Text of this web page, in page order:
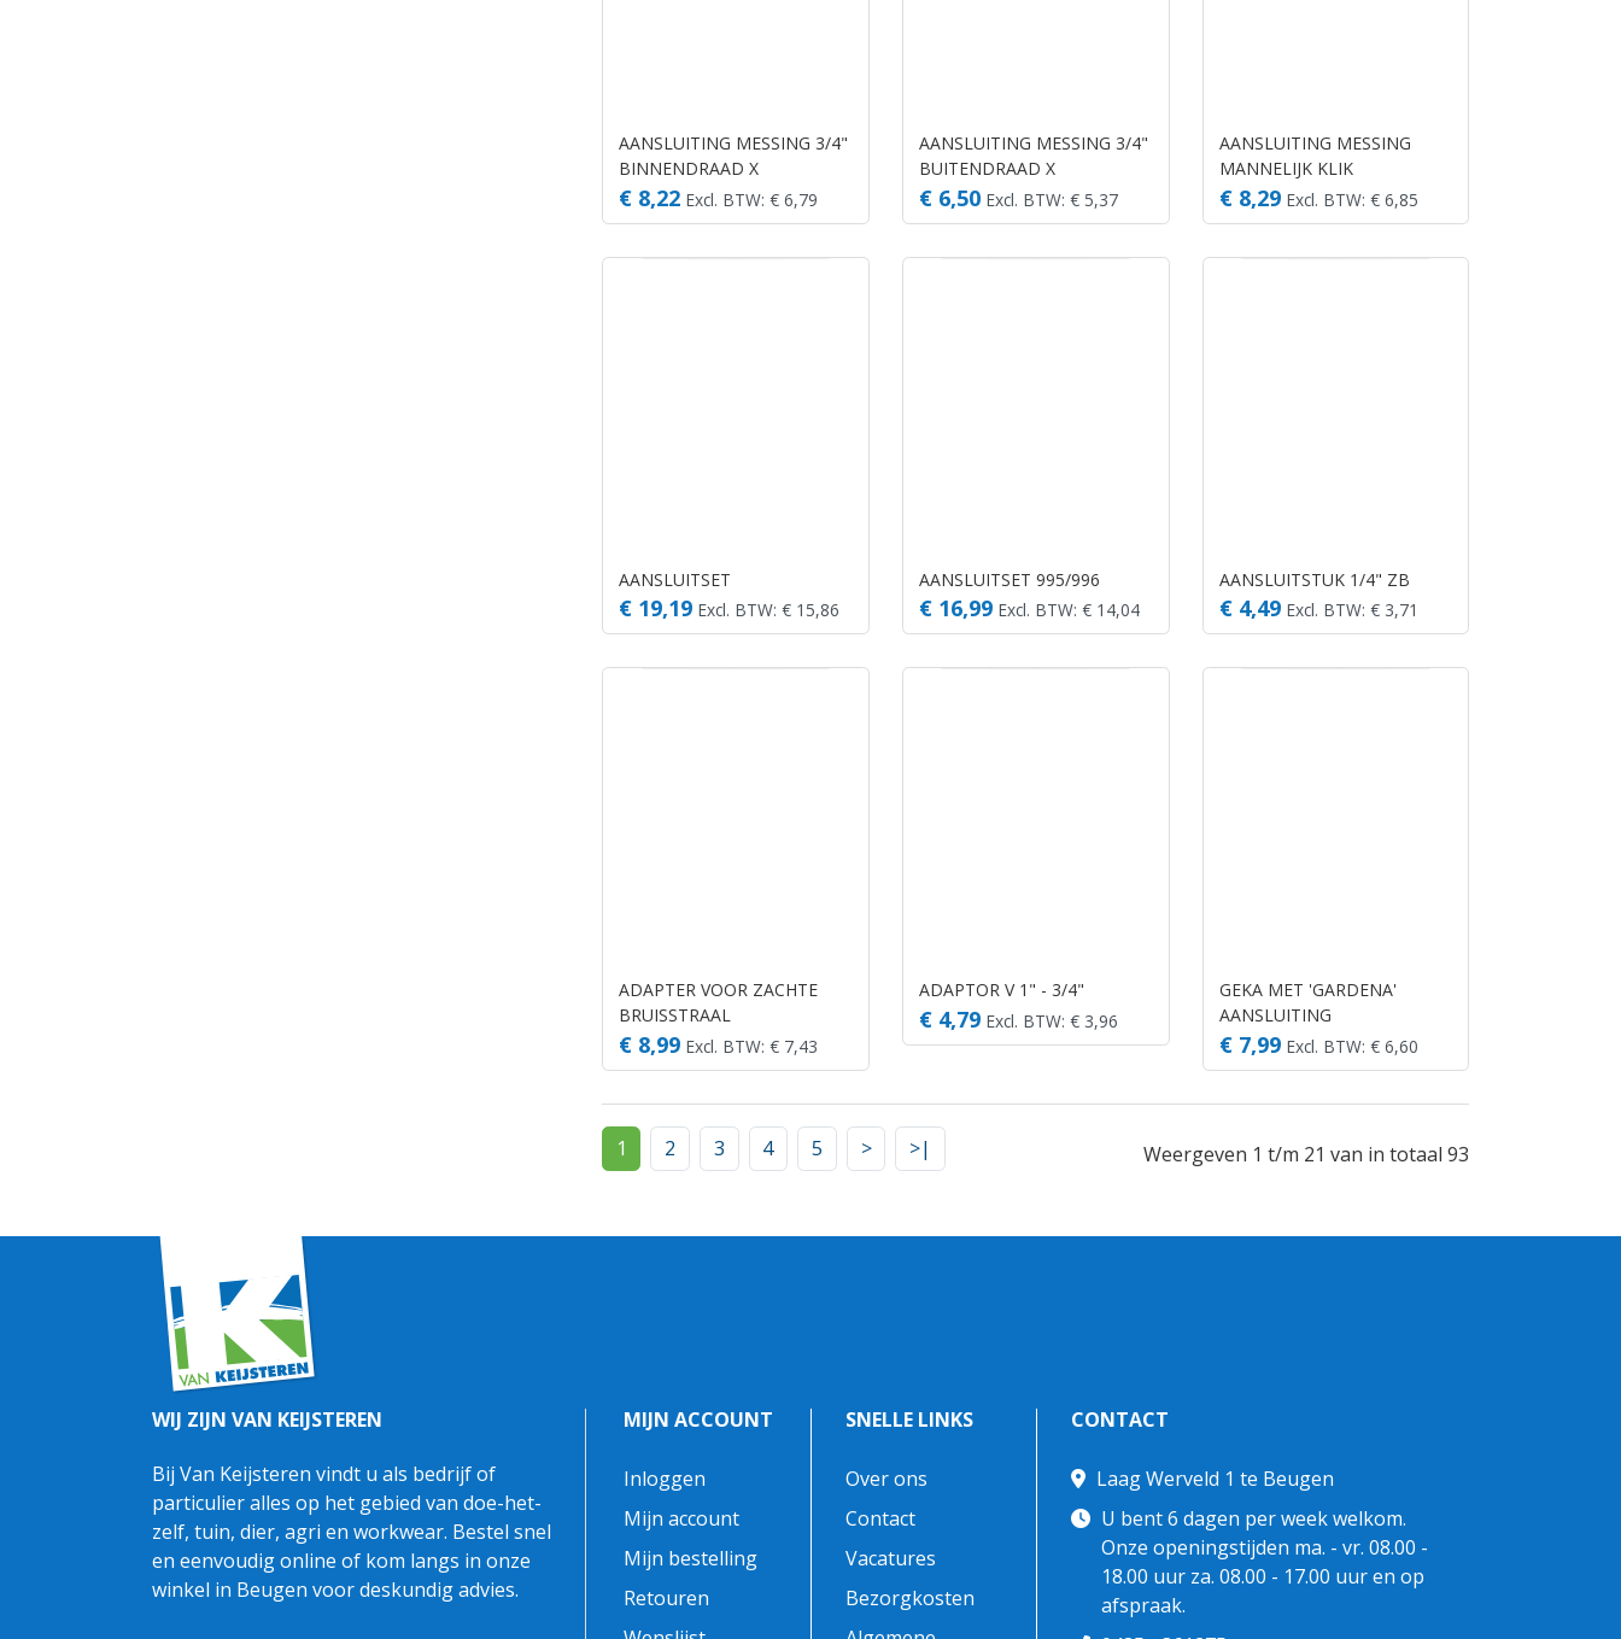
AANSLUITING MESSING 3/4"
BINNENDRAAD X
MANNELIJK KLIK
€ 8,22 Excl. BTW: € 6,79
AANSLUITING MESSING 3/4"
BUITENDRAAD X
MANNELIJK KLIK
€ 6,50 Excl. BTW: € 5,37
AANSLUITING MESSING
MANNELIJK KLIK
€ 8,29 Excl. BTW: € 6,85
AANSLUITSET
€ 19,19 Excl. BTW: € 15,86
AANSLUITSET 995/996
€ 16,99 Excl. BTW: € 14,04
AANSLUITSTUK 1/4" ZB
€ 4,49 Excl. BTW: € 3,71
ADAPTER VOOR ZACHTE
BRUISSTRAAL
€ 8,99 Excl. BTW: € 7,43
ADAPTOR V 1" - 3/4"
€ 4,79 Excl. BTW: € 3,96
GEKA MET 'GARDENA'
AANSLUITING
€ 7,99 Excl. BTW: € 6,60
1 2 3 4 5 > >| Weergeven 1 t/m 21 van in totaal 93
WIJ ZIJN VAN KEIJSTEREN
Bij Van Keijsteren vindt u als bedrijf of
particulier alles op het gebied van doe-het-
zelf, tuin, dier, agri en workwear. Bestel snel
en eenvoudig online of kom langs in onze
winkel in Beugen voor deskundig advies.
MIJN ACCOUNT
Inloggen
Mijn account
Mijn bestelling
Retouren
SNELLE LINKS
Over ons
Contact
Vacatures
Bezorgkosten
CONTACT
Laag Werveld 1 te Beugen
U bent 6 dagen per week welkom.
Onze openingstijden ma. - vr. 08.00 -
18.00 uur za. 08.00 - 17.00 uur en op
afspraak.